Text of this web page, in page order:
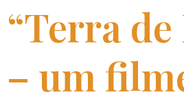
“Terra
– um